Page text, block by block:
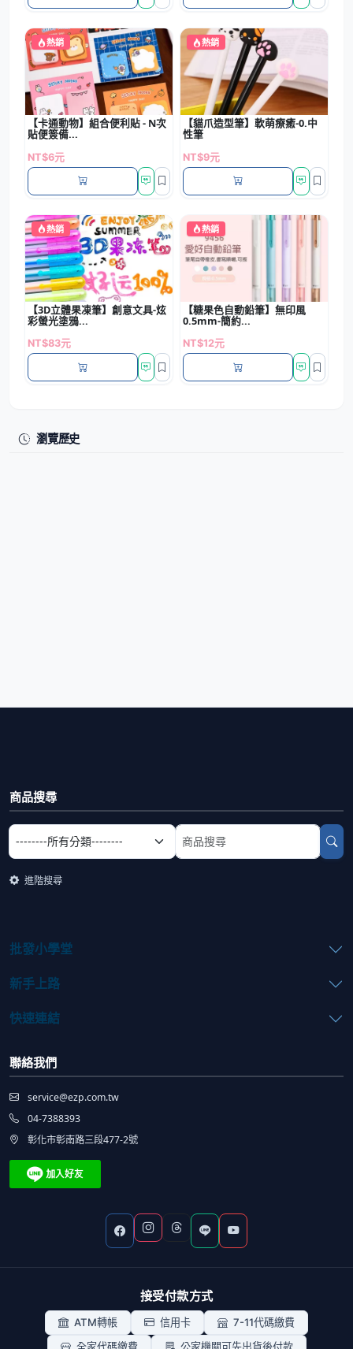
熱銷
【卡通動物】組合便利貼 - N次
貼便簽備...
NT$6元
熱銷
【貓爪造型筆】軟萌療癒-0.中
性筆
NT$9元
熱銷
【3D立體果凍筆】創意文具-炫
彩螢光塗鴉...
NT$83元
熱銷
【糖果色自動鉛筆】無印風
0.5mm-簡約...
NT$12元
瀏覽歷史
商品搜尋
選擇商品分類
搜尋商品關鍵字
進階搜尋
批發小學堂
新手上路
快速連結
聯絡我們
service@ezp.com.tw
04-7388393
彰化市彰南路三段477-2號
接受付款方式
ATM轉帳 信用卡
7-11代碼繳費